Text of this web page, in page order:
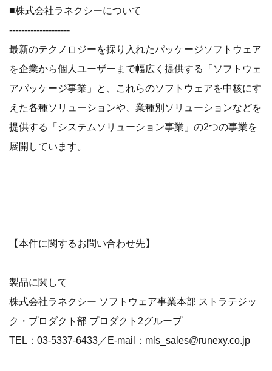
■株式会社ラネクシーについて
--------------------
最新のテクノロジーを採り入れたパッケージソフトウェア
を企業から個人ユーザーまで幅広く提供する「ソフトウェ
アパッケージ事業」と、これらのソフトウェアを中核にす
えた各種ソリューションや、業種別ソリューションなどを
提供する「システムソリューション事業」の2つの事業を
展開しています。
【本件に関するお問い合わせ先】
製品に関して
株式会社ラネクシー ソフトウェア事業本部 ストラテジッ
ク・プロダクト部 プロダクト2グループ
TEL：03-5337-6433／E-mail：mls_sales@runexy.co.jp